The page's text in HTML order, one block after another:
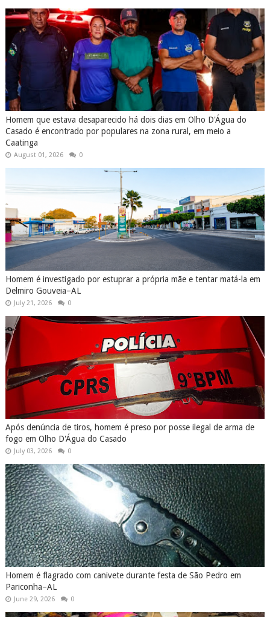
Homem que estava desaparecido há dois dias em Olho D'Água do
Casado é encontrado por populares na zona rural, em meio a
Caatinga
August 01, 2026 0
Homem é investigado por estuprar a própria mãe e tentar matá-la em
Delmiro Gouveia–AL
July 21, 2026 0
Após denúncia de tiros, homem é preso por posse ilegal de arma de
fogo em Olho D'Água do Casado
July 03, 2026 0
Homem é flagrado com canivete durante festa de São Pedro em
Pariconha–AL
June 29, 2026 0